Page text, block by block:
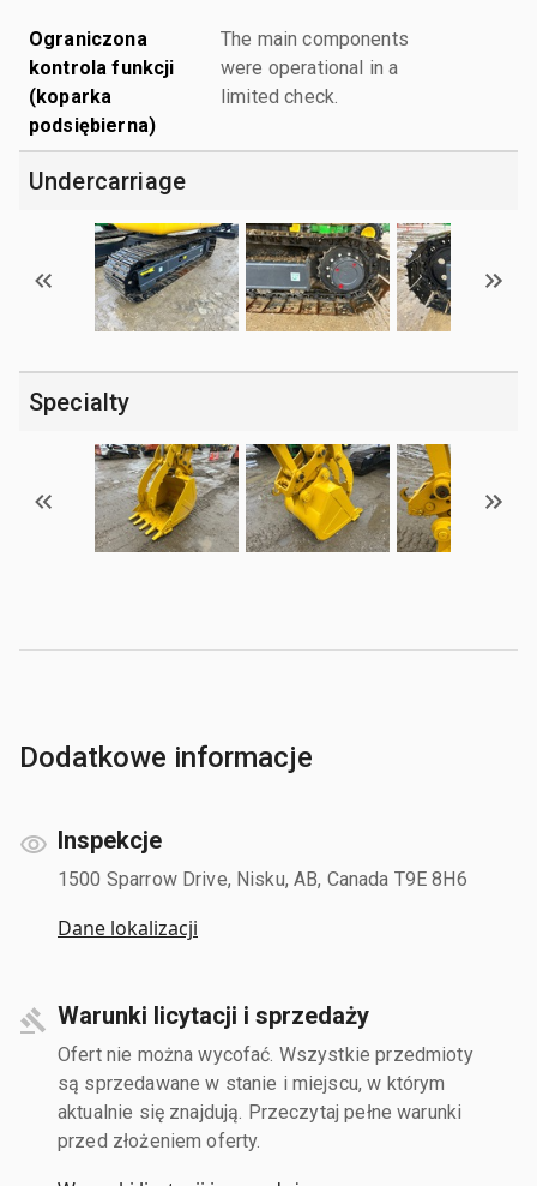
Ograniczona
kontrola funkcji
(koparka
podsiębierna)
The main components
were operational in a
limited check.
Undercarriage
Specialty
Dodatkowe informacje
Inspekcje
1500 Sparrow Drive, Nisku, AB, Canada T9E 8H6
Dane lokalizacji
Warunki licytacji i sprzedaży
Ofert nie można wycofać. Wszystkie przedmioty
są sprzedawane w stanie i miejscu, w którym
aktualnie się znajdują. Przeczytaj pełne warunki
przed złożeniem oferty.